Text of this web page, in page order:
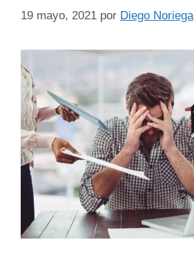
19 mayo, 2021 por Diego Noriega